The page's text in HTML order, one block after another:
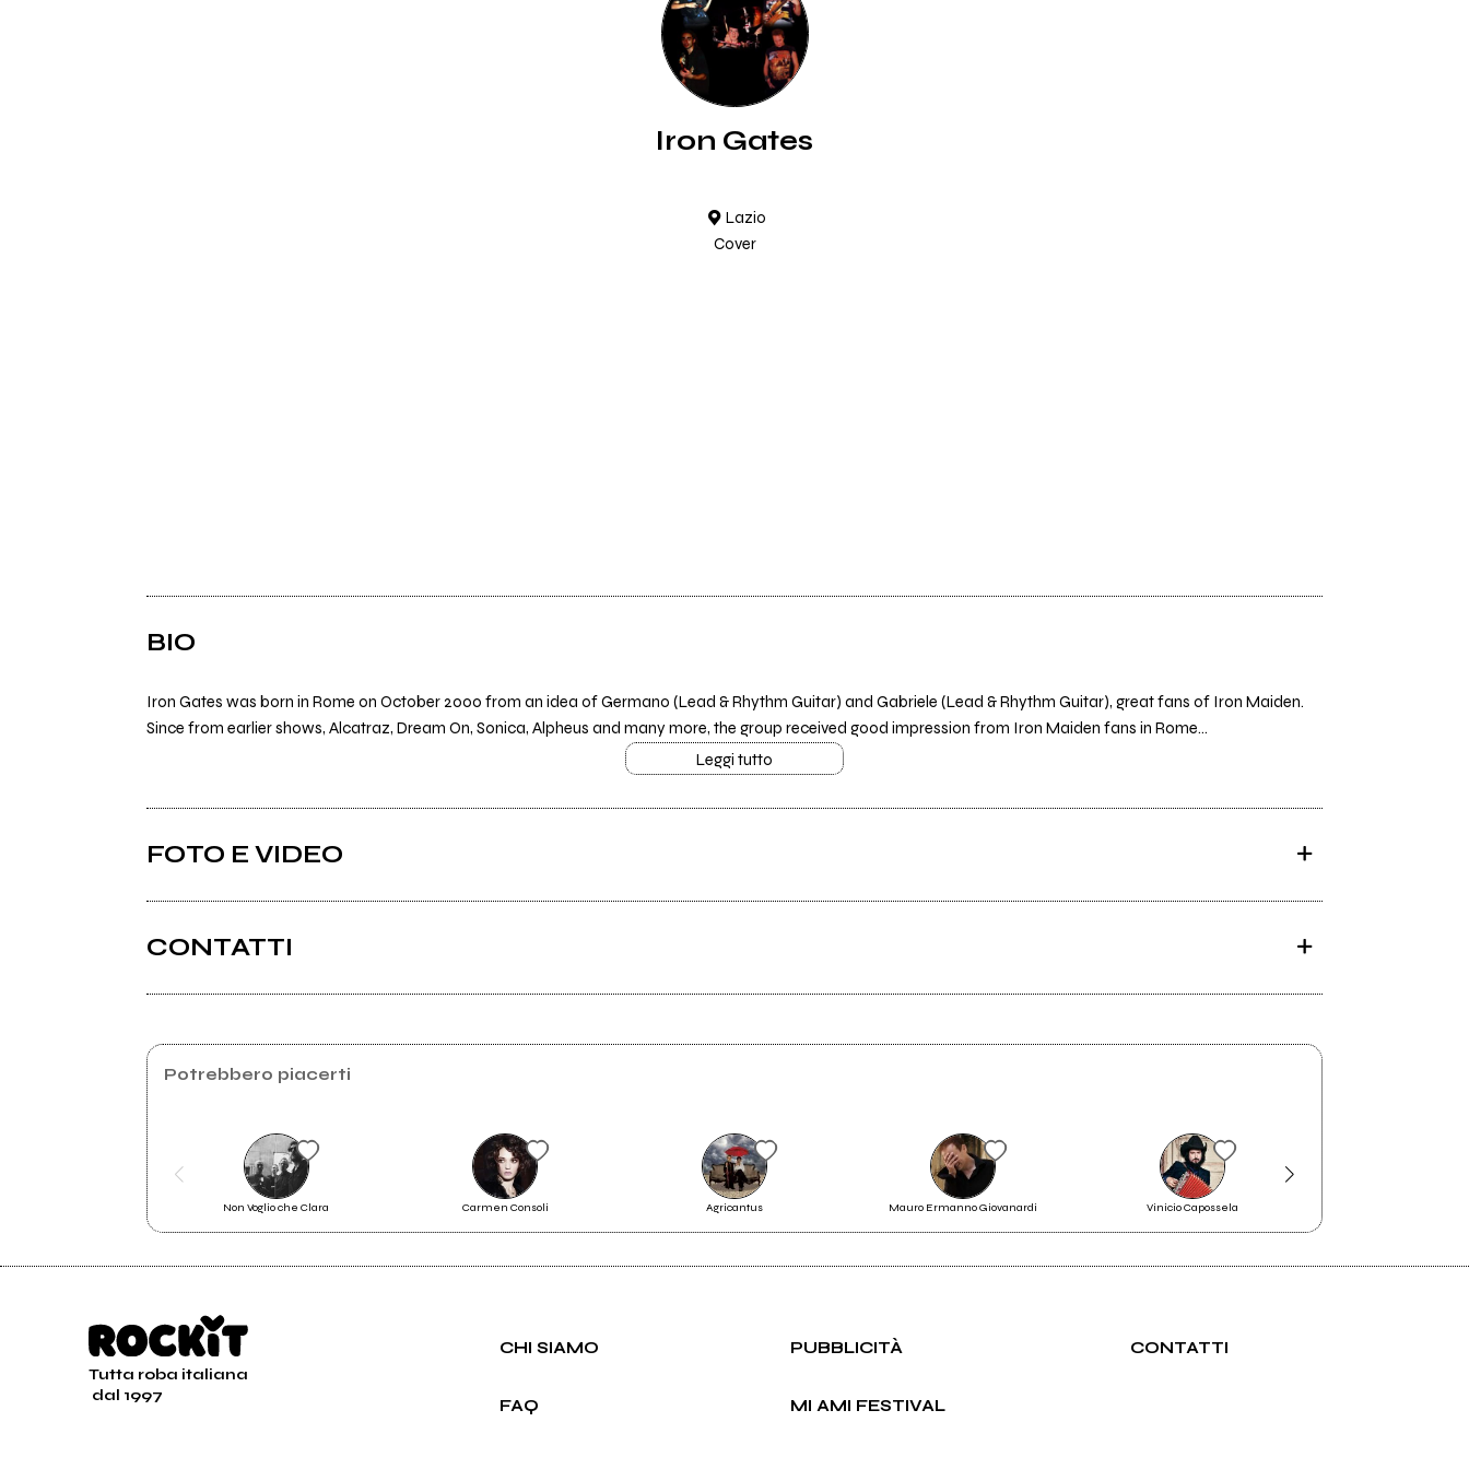
Iron Gates
Lazio
Cover
BIO
Iron Gates was born in Rome on October 2000 from an idea of Germano (Lead & Rhythm Guitar) and Gabriele (Lead & Rhythm Guitar), great fans of Iron Maiden.
Since from earlier shows, Alcatraz, Dream On, Sonica, Alpheus and many more, the group received good impression from Iron Maiden fans in Rome...
Leggi tutto
FOTO E VIDEO
importato
CONTATTI
Ironmaiden.com
Scrivi all'utente che amministra la pagina.
Potrebbero piacerti
Non Voglio che Clara Carmen Consoli Agricantus Mauro Ermanno Giovanardi Vinicio Capossela
Tutta roba italiana
dal 1997
CHI SIAMO PUBBLICITÀ CONTATTI
FAQ MI AMI FESTIVAL